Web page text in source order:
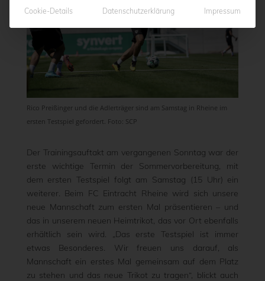
Rico Preißinger und die Adlerträger sind am Samstag in Rheine im
ersten Testspiel gefordert. Foto: SCP
Der Trainingsauftakt am vergangenen Sonntag war der
erste wichtige Termin der Sommervorbereitung, mit
dem ersten Testspiel folgt am Samstag (15 Uhr) ein
weiterer. Beim FC Eintracht Rheine wird sich unsere
neue Mannschaft zum ersten Mal präsentieren – und
das in unserem neuen Heimtrikot, das vor Ort ebenfalls
erhältlich sein wird. „Das erste Testspiel ist immer
etwas Besonderes. Wir freuen uns darauf, als
Mannschaft ein erstes Mal gemeinsam auf dem Platz
zu stehen und das neue Trikot zu tragen“, blickt auch
Cookie-Details Datenschutzerklärung Impressum